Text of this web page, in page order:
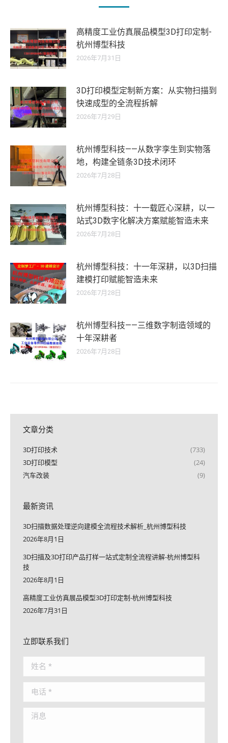
高精度工业仿真展品模型3D打印定制-
杭州博型科技
2026年7月31日
3D打印模型定制新方案：从实物扫描到
快速成型的全流程拆解
2026年7月29日
杭州博型科技——从数字孪生到实物落
地，构建全链条3D技术闭环
2026年7月28日
杭州博型科技：十一载匠心深耕，以一
站式3D数字化解决方案赋能智造未来
2026年7月28日
杭州博型科技：十一年深耕，以3D扫描
建模打印赋能智造未来
2026年7月28日
杭州博型科技——三维数字制造领域的
十年深耕者
2026年7月28日
文章分类
3D打印技术
(733)
3D打印模型
(24)
汽车改装
(9)
最新资讯
3D扫描数据处理逆向建模全流程技术解析_杭州博型科技
2026年8月1日
3D扫描及3D打印产品打样一站式定制全流程讲解-杭州博型科
技
2026年8月1日
高精度工业仿真展品模型3D打印定制-杭州博型科技
2026年7月31日
立即联系我们
姓名 *
电话 *
消息